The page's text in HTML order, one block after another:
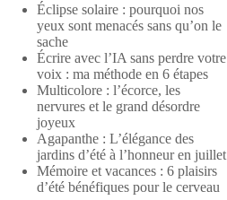
Éclipse solaire : pourquoi nos
yeux sont menacés sans qu’on le
sache
Écrire avec l’IA sans perdre votre
voix : ma méthode en 6 étapes
Multicolore : l’écorce, les
nervures et le grand désordre
joyeux
Agapanthe : L’élégance des
jardins d’été à l’honneur en juillet
Mémoire et vacances : 6 plaisirs
d’été bénéfiques pour le cerveau